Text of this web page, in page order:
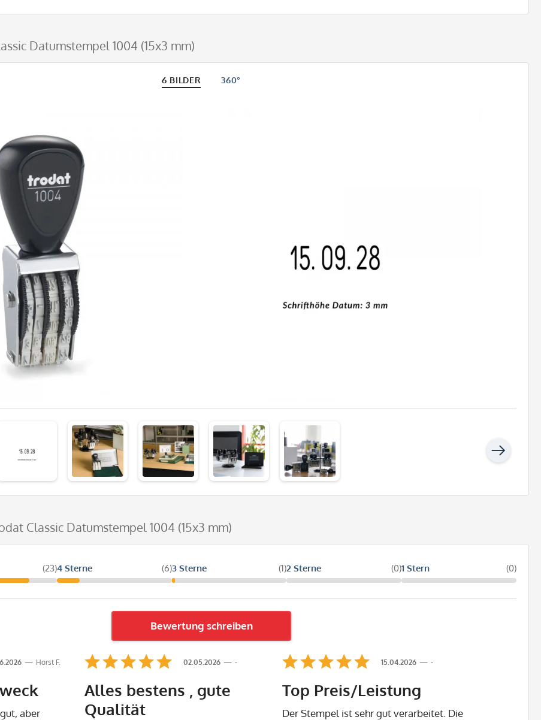
Datumstempel 1004 (15x3 mm)
6 BILDER 360°
Classic Datumstempel 1004 (15x3 mm)
(23)4 Sterne (6)3 Sterne (1)2 Sterne (0)1 Stern (0)
Bewertung schreiben
Horst F.
aber
-
02.05.2026
Alles bestens , gute
Qualität
-
15.04.2026
Top Preis/Leistung
Der Stempel ist sehr gut verarbeitet. Die